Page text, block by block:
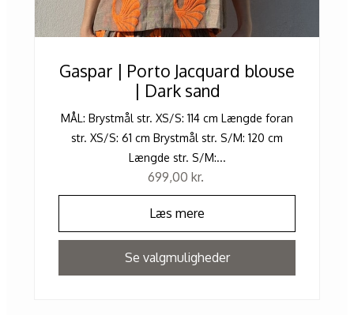
Gaspar | Porto Jacquard blouse
| Dark sand
MÅL: Brystmål str. XS/S: 114 cm Længde foran
str. XS/S: 61 cm Brystmål str. S/M: 120 cm
Længde str. S/M:...
699,00 kr.
Læs mere
Se valgmuligheder